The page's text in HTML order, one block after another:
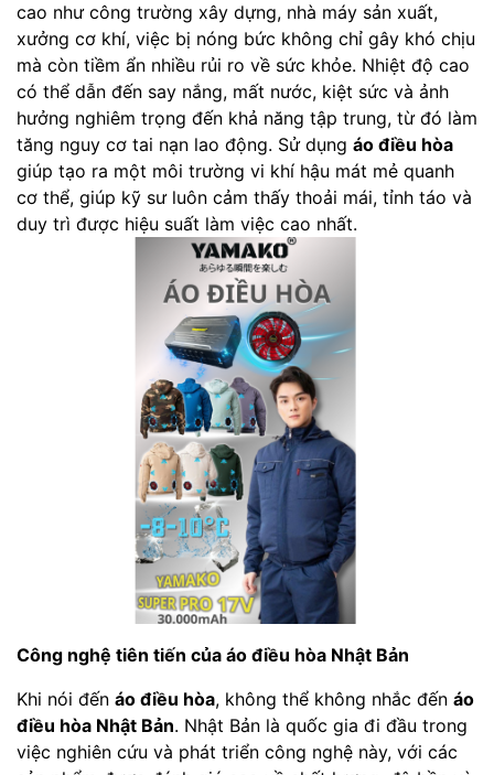
cao như công trường xây dựng, nhà máy sản xuất,
xưởng cơ khí, việc bị nóng bức không chỉ gây khó chịu
mà còn tiềm ẩn nhiều rủi ro về sức khỏe. Nhiệt độ cao
có thể dẫn đến say nắng, mất nước, kiệt sức và ảnh
hưởng nghiêm trọng đến khả năng tập trung, từ đó làm
tăng nguy cơ tai nạn lao động. Sử dụng áo điều hòa
giúp tạo ra một môi trường vi khí hậu mát mẻ quanh
cơ thể, giúp kỹ sư luôn cảm thấy thoải mái, tỉnh táo và
duy trì được hiệu suất làm việc cao nhất.
Công nghệ tiên tiến của áo điều hòa Nhật Bản
Khi nói đến áo điều hòa, không thể không nhắc đến áo
điều hòa Nhật Bản. Nhật Bản là quốc gia đi đầu trong
việc nghiên cứu và phát triển công nghệ này, với các